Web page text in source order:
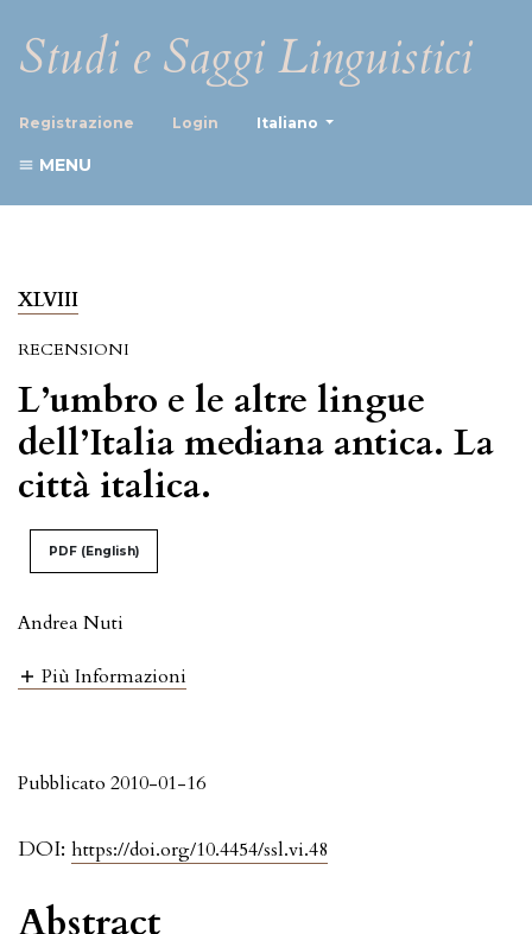
Studi e Saggi Linguistici
Registrazione Login Italiano
MENU
XLVIII
RECENSIONI
L’umbro e le altre lingue
dell’Italia mediana antica. La
città italica.
PDF (English)
Andrea Nuti
Più Informazioni
DOI: https://doi.org/10.4454/ssl.vi.48
Pubblicato 2010-01-16